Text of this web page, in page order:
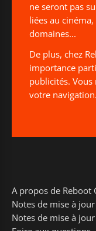
ne seront pas
liées au
domaines...
De plus, chez
importance
publicités.
votre navigation.
A propos de Reboot
Notes de mise à jour
Notes de mise à